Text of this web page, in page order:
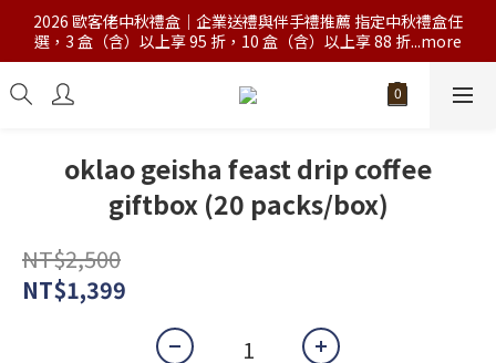
2026 歐客佬中秋禮盒｜企業送禮與伴手禮推薦 指定中秋禮盒任
選，3 盒（含）以上享 95 折，10 盒（含）以上享 88 折...more
oklao geisha feast drip coffee
giftbox (20 packs/box)
NT$2,500
NT$1,399